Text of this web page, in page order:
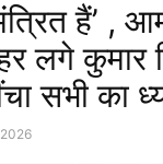
हैं’ , आम
लगे कुमार
सभी का